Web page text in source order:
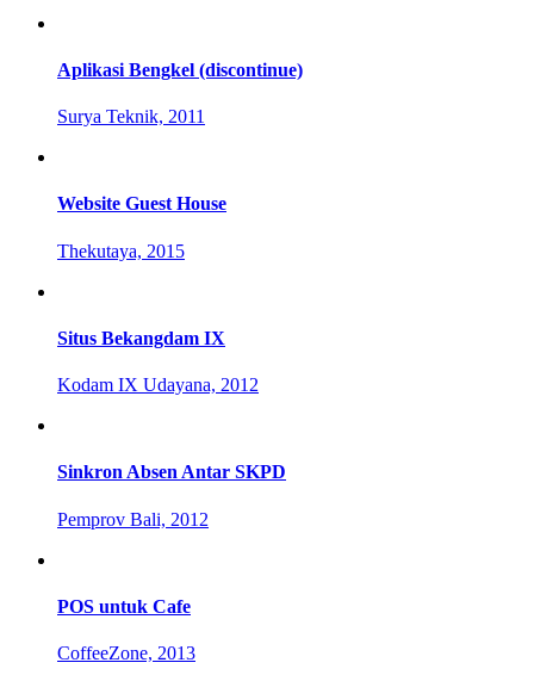
Aplikasi Bengkel (discontinue)
Surya Teknik, 2011
Website Guest House
Thekutaya, 2015
Situs Bekangdam IX
Kodam IX Udayana, 2012
Sinkron Absen Antar SKPD
Pemprov Bali, 2012
POS untuk Cafe
CoffeeZone, 2013